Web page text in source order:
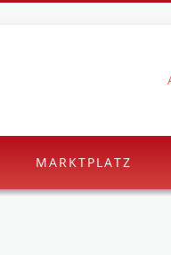
MARKTPLATZ